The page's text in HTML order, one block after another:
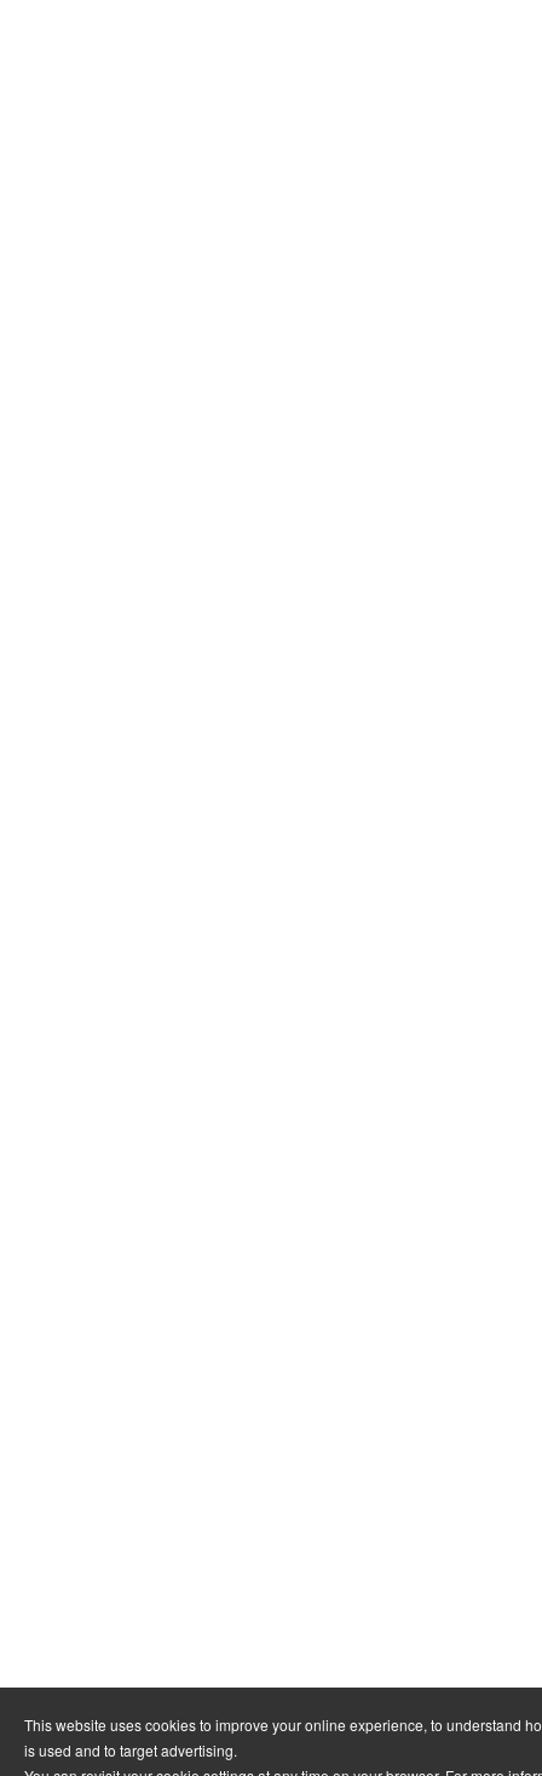
This website uses cookies to improve your online experience, to understand
is used and to target advertising.